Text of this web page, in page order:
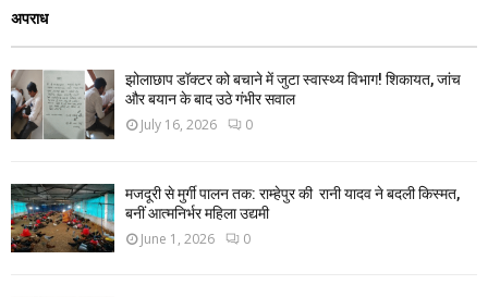
अपराध
झोलाछाप डॉक्टर को बचाने में जुटा स्वास्थ्य विभाग! शिकायत, जांच
और बयान के बाद उठे गंभीर सवाल
July 16, 2026 0
मजदूरी से मुर्गी पालन तक: राम्हेपुर की रानी यादव ने बदली किस्मत,
बनीं आत्मनिर्भर महिला उद्यमी
June 1, 2026 0